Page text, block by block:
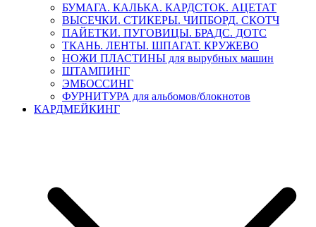
БУМАГА. КАЛЬКА. КАРДСТОК. АЦЕТАТ
ВЫСЕЧКИ. СТИКЕРЫ. ЧИПБОРД. СКОТЧ
ПАЙЕТКИ. ПУГОВИЦЫ. БРАДС. ДОТС
ТКАНЬ. ЛЕНТЫ. ШПАГАТ. КРУЖЕВО
НОЖИ ПЛАСТИНЫ для вырубных машин
ШТАМПИНГ
ЭМБОССИНГ
ФУРНИТУРА для альбомов/блокнотов
КАРДМЕЙКИНГ